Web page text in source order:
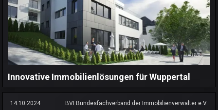
Innovative Immobilienlösungen für Wuppertal
14.10.2024 BVI Bundesfachverband der Immobilienverwalter e.V.